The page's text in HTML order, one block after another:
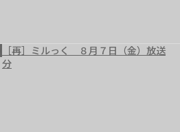
［再］ミルっく ８月７日（金）放送
分